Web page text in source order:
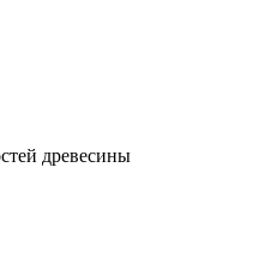
древесины